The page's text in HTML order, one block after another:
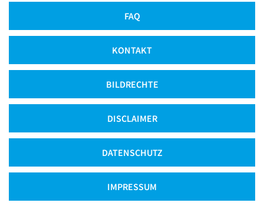
FAQ
KONTAKT
BILDRECHTE
DISCLAIMER
DATENSCHUTZ
IMPRESSUM